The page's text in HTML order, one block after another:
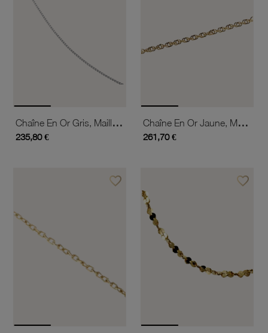
Chaîne En Or Gris, Maille Gourmette
235,80 €
Chaîne En Or Jaune, Maille Fantaisie
261,70 €
favorite_borderAjouter à vos favoris favorite_borderAjouter